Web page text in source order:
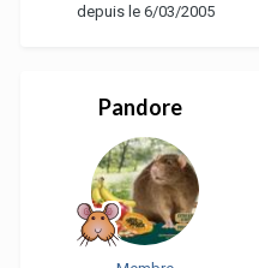
depuis le 6/03/2005
Pandore